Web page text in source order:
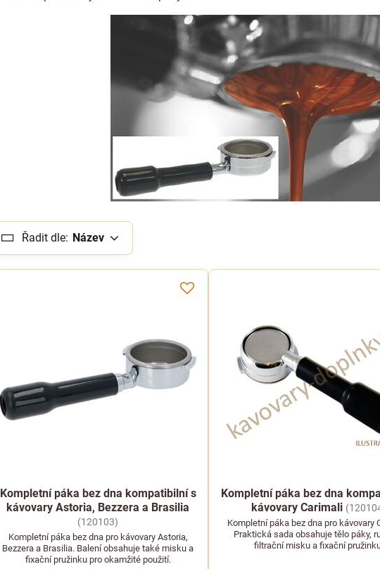
Řadit dle: Název
Kompletní páka bez dna kompatibilní s
kávovary Astoria, Bezzera a Brasilia
(120103)
Kompletní páka bez dna pro kávovary Astoria,
Bezzera a Brasilia. Balení obsahuje také misku a
fixační pružinku pro okamžité použití.
Kompletní páka bez dna
kávovary Carimali
Kompletní páka bez dna pro kávovary
Praktická sada obsahuje tělo páky,
filtrační misku a fixační